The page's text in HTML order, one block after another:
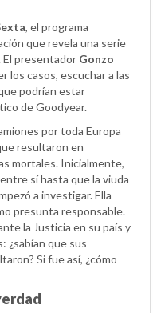
, el programa
que revela una serie
El presentador Gonzo
los casos, escuchar a las
podrían estar
de Goodyear.
por toda Europa
resultaron en
mortales. Inicialmente,
sí hasta que la viuda
a investigar. Ella
presunta responsable.
la Justicia en su país y
¿sabían que sus
Si fue así, ¿cómo